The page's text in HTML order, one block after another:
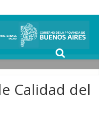
Calidad del